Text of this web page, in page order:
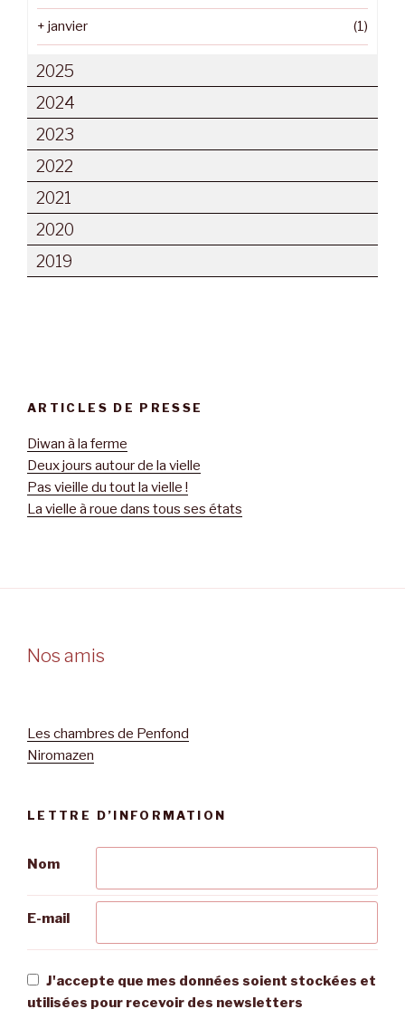
+ janvier (1)
2025
2024
2023
2022
2021
2020
2019
ARTICLES DE PRESSE
Diwan à la ferme
Deux jours autour de la vielle
Pas vieille du tout la vielle !
La vielle à roue dans tous ses états
Nos amis
Les chambres de Penfond
Niromazen
LETTRE D’INFORMATION
Nom
E-mail
J'accepte que mes données soient stockées et
utilisées pour recevoir des newsletters